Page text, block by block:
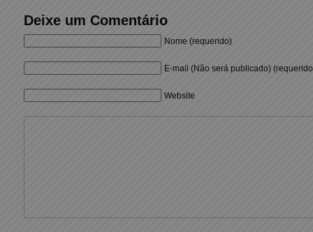
Deixe um Comentário
Nome (requerido)
E-mail (Não será publicado)
Website